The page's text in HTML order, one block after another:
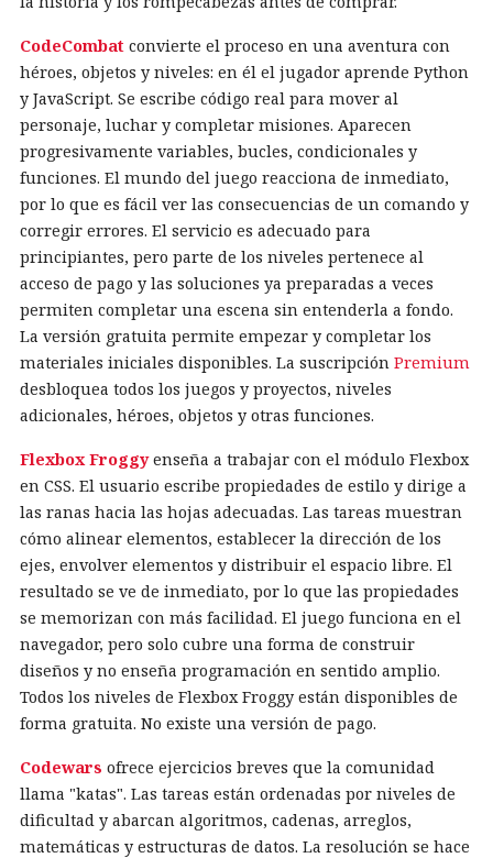
CodeCombat convierte el proceso en una aventura con
héroes, objetos y niveles: en él el jugador aprende Python
y JavaScript. Se escribe código real para mover al
personaje, luchar y completar misiones. Aparecen
progresivamente variables, bucles, condicionales y
funciones. El mundo del juego reacciona de inmediato,
por lo que es fácil ver las consecuencias de un comando y
corregir errores. El servicio es adecuado para
principiantes, pero parte de los niveles pertenece al
acceso de pago y las soluciones ya preparadas a veces
permiten completar una escena sin entenderla a fondo.
La versión gratuita permite empezar y completar los
materiales iniciales disponibles. La suscripción Premium
desbloquea todos los juegos y proyectos, niveles
adicionales, héroes, objetos y otras funciones.
Flexbox Froggyenseña a trabajar con el módulo Flexbox
en CSS. El usuario escribe propiedades de estilo y dirige a
las ranas hacia las hojas adecuadas. Las tareas muestran
cómo alinear elementos, establecer la dirección de los
ejes, envolver elementos y distribuir el espacio libre. El
resultado se ve de inmediato, por lo que las propiedades
se memorizan con más facilidad. El juego funciona en el
navegador, pero solo cubre una forma de construir
diseños y no enseña programación en sentido amplio.
Todos los niveles de Flexbox Froggy están disponibles de
forma gratuita. No existe una versión de pago.
Codewars ofrece ejercicios breves que la comunidad
llama "katas". Las tareas están ordenadas por niveles de
dificultad y abarcan algoritmos, cadenas, arreglos,
matemáticas y estructuras de datos. La resolución se hace